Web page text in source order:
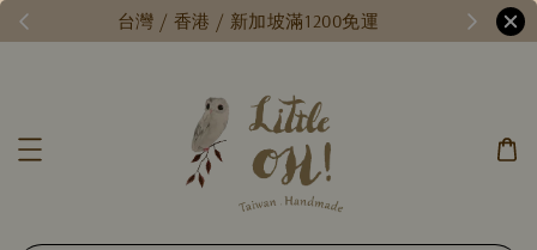
台灣 / 香港 / 新加坡滿1200免運